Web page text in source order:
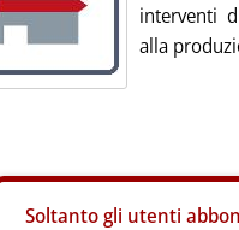
interventi
alla
Soltanto gli utenti